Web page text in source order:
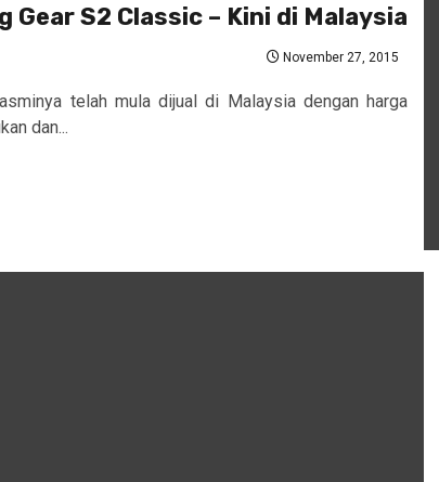
Gear S2 Classic – Kini di Malaysia
November 27, 2015
telah mula dijual di Malaysia dengan harga
dan...